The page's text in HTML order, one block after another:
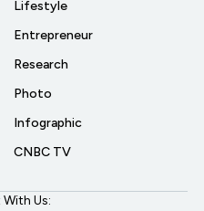
Lifestyle
Entrepreneur
Research
Photo
Infographic
CNBC TV
Us: